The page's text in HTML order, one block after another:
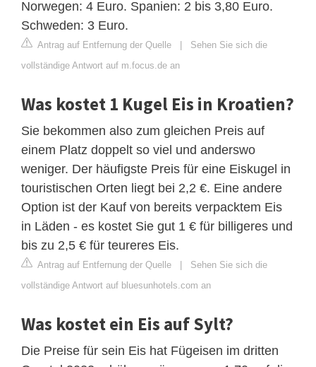
Norwegen: 4 Euro. Spanien: 2 bis 3,80 Euro.
Schweden: 3 Euro.
Antrag auf Entfernung der Quelle | Sehen Sie sich die
vollständige Antwort auf m.focus.de an
Was kostet 1 Kugel Eis in Kroatien?
Sie bekommen also zum gleichen Preis auf
einem Platz doppelt so viel und anderswo
weniger. Der häufigste Preis für eine Eiskugel in
touristischen Orten liegt bei 2,2 €. Eine andere
Option ist der Kauf von bereits verpacktem Eis
in Läden - es kostet Sie gut 1 € für billigeres und
bis zu 2,5 € für teureres Eis.
Antrag auf Entfernung der Quelle | Sehen Sie sich die
vollständige Antwort auf bluesunhotels.com an
Was kostet ein Eis auf Sylt?
Die Preise für sein Eis hat Fügeisen im dritten